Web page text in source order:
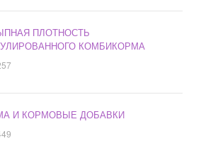
ПЛОТНОСТЬ
КОМБИКОРМА
И КОРМОВЫЕ ДОБАВКИ